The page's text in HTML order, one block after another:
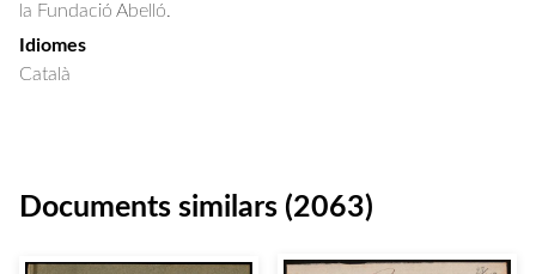
la Fundació Abelló.
Idiomes
Català
Documents similars (2063)